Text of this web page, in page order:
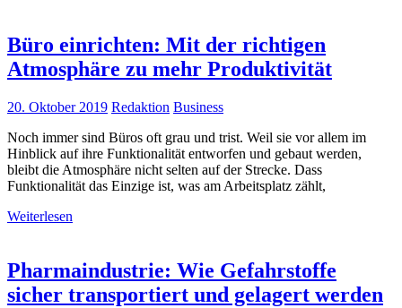
Büro einrichten: Mit der richtigen
Atmosphäre zu mehr Produktivität
20. Oktober 2019 Redaktion Business
Noch immer sind Büros oft grau und trist. Weil sie vor allem im
Hinblick auf ihre Funktionalität entworfen und gebaut werden,
bleibt die Atmosphäre nicht selten auf der Strecke. Dass
Funktionalität das Einzige ist, was am Arbeitsplatz zählt,
Weiterlesen
Pharmaindustrie: Wie Gefahrstoffe
sicher transportiert und gelagert werden